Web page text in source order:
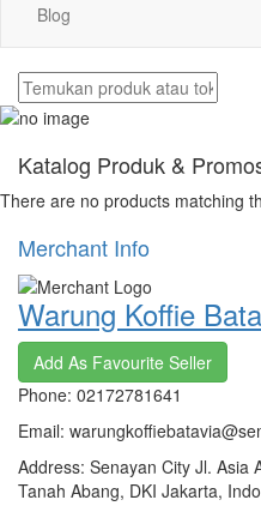
Blog
Katalog Produk &
There are no products matching
Merchant Info
Warung Koffie
Add As Favourite Seller
Phone: 02172781641
Email:
Address: Senayan City Jl. Asia
Tanah Abang, DKI Jakarta,